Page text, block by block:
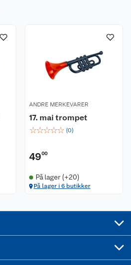
ANDRE MERKEVARER
17. mai trompet
☆☆☆☆☆ (0)
4900
På lager (+20)
På lager i 6 butikker